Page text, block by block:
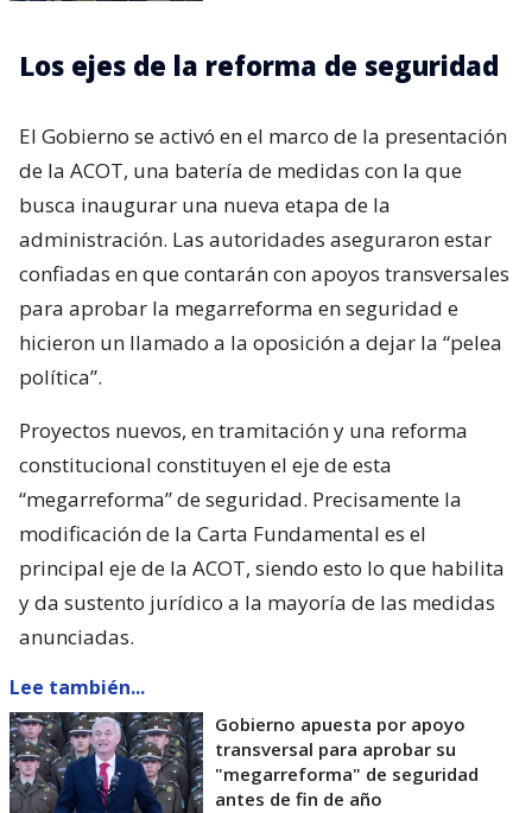
Los ejes de la reforma de seguridad
El Gobierno se activó en el marco de la presentación
de la ACOT, una batería de medidas con la que
busca inaugurar una nueva etapa de la
administración. Las autoridades aseguraron estar
confiadas en que contarán con apoyos transversales
para aprobar la megarreforma en seguridad e
hicieron un llamado a la oposición a dejar la “pelea
política”.
Proyectos nuevos, en tramitación y una reforma
constitucional constituyen el eje de esta
“megarreforma” de seguridad. Precisamente la
modificación de la Carta Fundamental es el
principal eje de la ACOT, siendo esto lo que habilita
y da sustento jurídico a la mayoría de las medidas
anunciadas.
Lee también...
Gobierno apuesta por apoyo
transversal para aprobar su
"megarreforma" de seguridad
antes de fin de año